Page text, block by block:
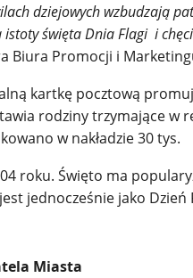
dziejowych wzbudzają
święta Dnia Flagi i
Biura Promocji i
kartkę pocztową
rodziny trzymające w
w nakładzie 30 tys.
roku. Święto ma
jednocześnie jako Dzień
Miasta